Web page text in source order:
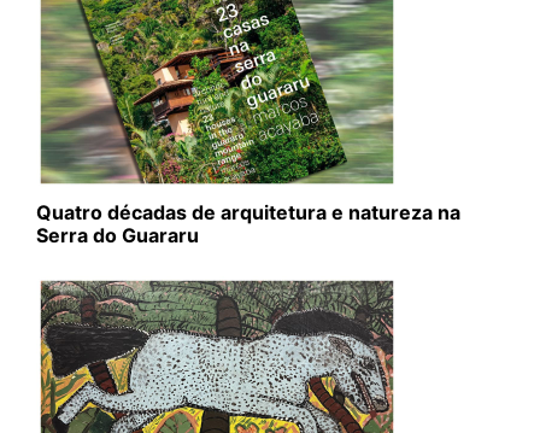
Quatro décadas de arquitetura e natureza na
Serra do Guararu